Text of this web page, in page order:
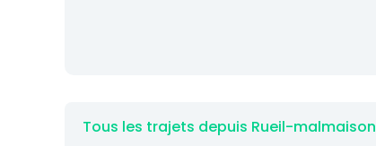
Tous les trajets depuis Rueil-malmaison